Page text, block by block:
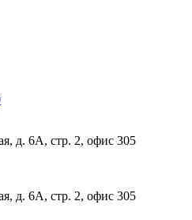
д. 6А, стр. 2, офис 305
д. 6А, стр. 2, офис 305